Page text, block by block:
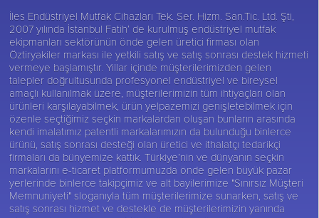
İles Endüstriyel Mutfak Cihazları Tek. Ser. Hizm. San.Tic. Ltd. Şti,
2007 yılında İstanbul Fatih’ de kurulmuş endüstriyel mutfak
ekipmanları sektörünün önde gelen üretici firması olan
Öztiryakiler markası ile yetkili satış ve satış sonrası destek hizmeti
vermeye başlamıştır. Yıllar içinde müşterilerimizden gelen
talepler doğrultusunda profesyonel endüstriyel ve bireysel
amaçlı kullanılmak üzere, müşterilerimizin tüm ihtiyaçları olan
ürünleri karşılayabilmek, ürün yelpazemizi genişletebilmek için
özenle seçtiğimiz seçkin markalardan oluşan bunların arasında
kendi imalatımız patentli markalarımızın da bulunduğu binlerce
ürünü, satış sonrası desteği olan üretici ve ithalatçı tedarikçi
firmaları da bünyemize kattık. Türkiye’nin ve dünyanın seçkin
markalarını e-ticaret platformumuzda önde gelen büyük pazar
yerlerinde binlerce takipçimiz ve alt bayilerimize "Sınırsız Müşteri
Memnuniyeti" sloganıyla tüm müşterilerimize sunarken, satış ve
satış sonrası hizmet ve destekle de müşterilerimizin yanında